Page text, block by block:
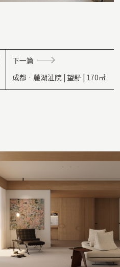
下一篇
成都 · 麓湖沚院 | 望舒 | 170㎡